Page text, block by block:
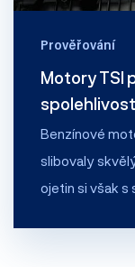
Prověřování
Motory TSI
Benzínové
slibovaly
ojetin si však s